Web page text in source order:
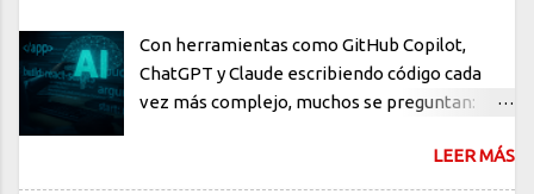
Con herramientas como GitHub Copilot,
ChatGPT y Claude escribiendo código cada
vez más complejo, muchos se preguntan:
extinción? En este artículo, desmontamos el
mito, analizamos el verdadero impacto de la
LEER MÁS